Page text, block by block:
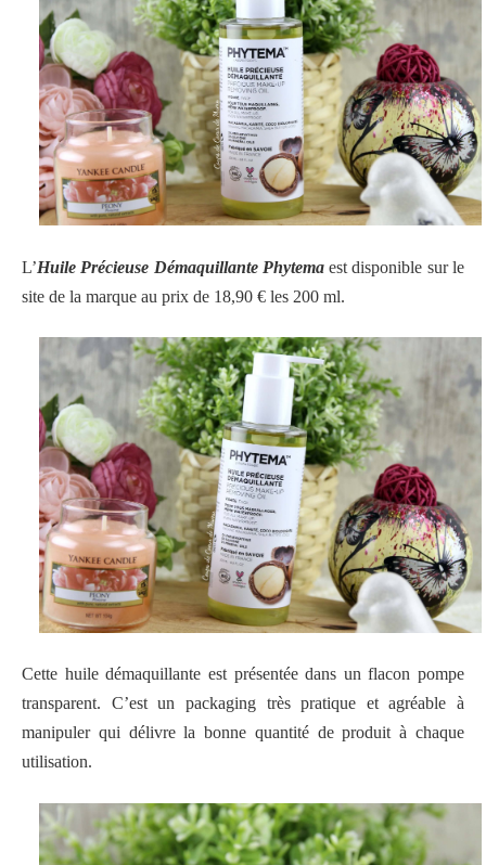
L’Huile Précieuse Démaquillante Phytemaest disponible sur le
site de la marque au prix de 18,90 € les 200 ml.
Cette huile démaquillante est présentée dans un flacon pompe
transparent. C’est un packaging très pratique et agréable à
manipuler qui délivre la bonne quantité de produit à chaque
utilisation.